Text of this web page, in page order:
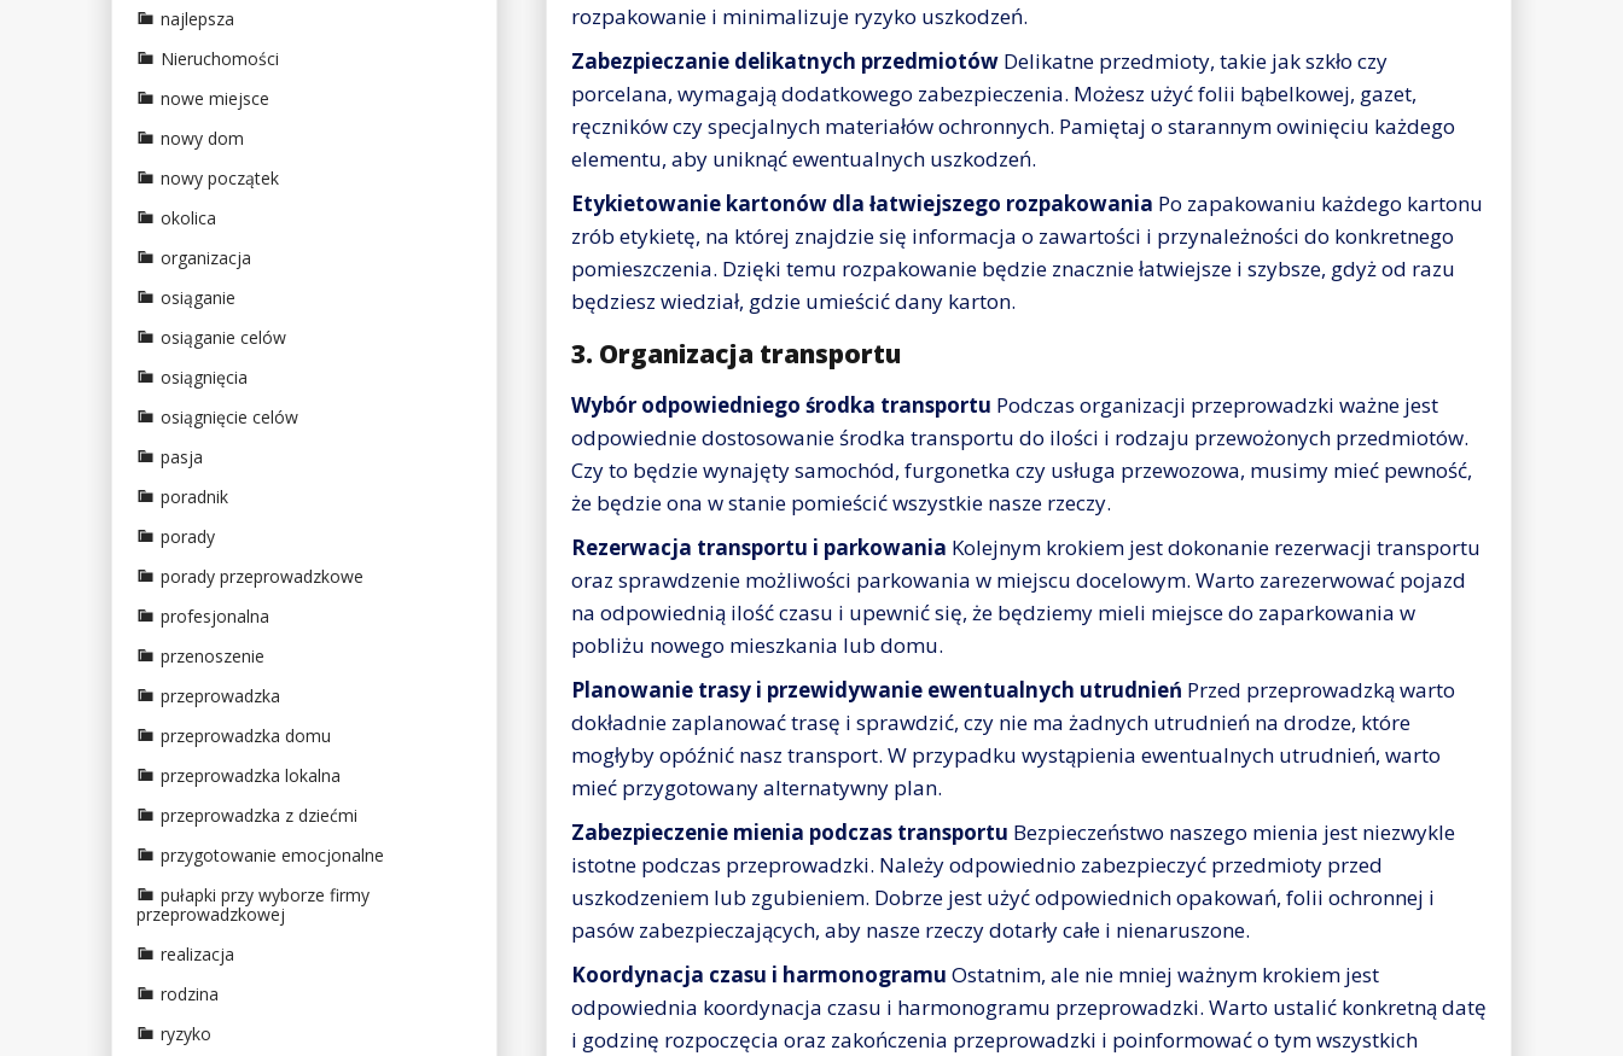
rozpakowanie i minimalizuje ryzyko uszkodzeń.
Zabezpieczanie delikatnych przedmiotów Delikatne przedmioty, takie jak szkło czy
porcelana, wymagają dodatkowego zabezpieczenia. Możesz użyć folii bąbelkowej, gazet,
ręczników czy specjalnych materiałów ochronnych. Pamiętaj o starannym owinięciu każdego
elementu, aby uniknąć ewentualnych uszkodzeń.
Etykietowanie kartonów dla łatwiejszego rozpakowania Po zapakowaniu każdego kartonu
zrób etykietę, na której znajdzie się informacja o zawartości i przynależności do konkretnego
pomieszczenia. Dzięki temu rozpakowanie będzie znacznie łatwiejsze i szybsze, gdyż od razu
będziesz wiedział, gdzie umieścić dany karton.
3. Organizacja transportu
Wybór odpowiedniego środka transportu Podczas organizacji przeprowadzki ważne jest
odpowiednie dostosowanie środka transportu do ilości i rodzaju przewożonych przedmiotów.
Czy to będzie wynajęty samochód, furgonetka czy usługa przewozowa, musimy mieć pewność,
że będzie ona w stanie pomieścić wszystkie nasze rzeczy.
Rezerwacja transportu i parkowania Kolejnym krokiem jest dokonanie rezerwacji transportu
oraz sprawdzenie możliwości parkowania w miejscu docelowym. Warto zarezerwować pojazd
na odpowiednią ilość czasu i upewnić się, że będziemy mieli miejsce do zaparkowania w
pobliżu nowego mieszkania lub domu.
Planowanie trasy i przewidywanie ewentualnych utrudnień Przed przeprowadzką warto
dokładnie zaplanować trasę i sprawdzić, czy nie ma żadnych utrudnień na drodze, które
mogłyby opóźnić nasz transport. W przypadku wystąpienia ewentualnych utrudnień, warto
mieć przygotowany alternatywny plan.
Zabezpieczenie mienia podczas transportu Bezpieczeństwo naszego mienia jest niezwykle
istotne podczas przeprowadzki. Należy odpowiednio zabezpieczyć przedmioty przed
uszkodzeniem lub zgubieniem. Dobrze jest użyć odpowiednich opakowań, folii ochronnej i
pasów zabezpieczających, aby nasze rzeczy dotarły całe i nienaruszone.
Koordynacja czasu i harmonogramu Ostatnim, ale nie mniej ważnym krokiem jest
odpowiednia koordynacja czasu i harmonogramu przeprowadzki. Warto ustalić konkretną datę
i godzinę rozpoczęcia oraz zakończenia przeprowadzki i poinformować o tym wszystkich
najlepsza
Nieruchomości
nowe miejsce
nowy dom
nowy początek
okolica
organizacja
osiąganie
osiąganie celów
osiągnięcia
osiągnięcie celów
pasja
poradnik
porady
porady przeprowadzkowe
profesjonalna
przenoszenie
przeprowadzka
przeprowadzka domu
przeprowadzka lokalna
przeprowadzka z dziećmi
przygotowanie emocjonalne
pułapki przy wyborze firmy
przeprowadzkowej
realizacja
rodzina
ryzyko